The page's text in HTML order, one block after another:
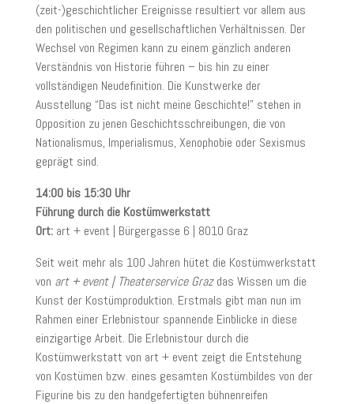
(zeit-)geschichtlicher Ereignisse resultiert vor allem aus
den politischen und gesellschaftlichen Verhältnissen. Der
Wechsel von Regimen kann zu einem gänzlich anderen
Verständnis von Historie führen – bis hin zu einer
vollständigen Neudefinition. Die Kunstwerke der
Ausstellung “Das ist nicht meine Geschichte!” stehen in
Opposition zu jenen Geschichtsschreibungen, die von
Nationalismus, Imperialismus, Xenophobie oder Sexismus
geprägt sind.
14:00 bis 15:30 Uhr
Führung durch die Kostümwerkstatt
Ort:art + event | Bürgergasse 6 | 8010 Graz
Seit weit mehr als 100 Jahren hütet die Kostümwerkstatt
von art + event | Theaterservice Grazdas Wissen um die
Kunst der Kostümproduktion. Erstmals gibt man nun im
Rahmen einer Erlebnistour spannende Einblicke in diese
einzigartige Arbeit. Die Erlebnistour durch die
Kostümwerkstatt von art + event zeigt die Entstehung
von Kostümen bzw. eines gesamten Kostümbildes von der
Figurine bis zu den handgefertigten bühnenreifen